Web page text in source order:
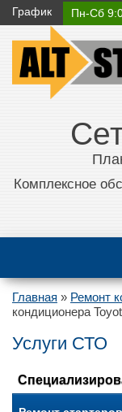
График Пн-Сб
Комплексное
Главная » Ремонт
кондиционера
Услуги СТО